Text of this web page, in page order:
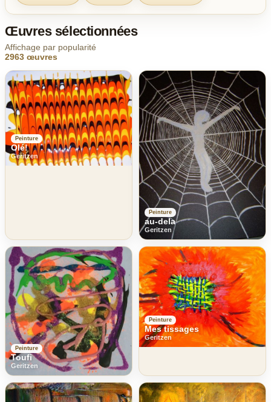
Œuvres sélectionnées
Affichage par popularité
2963 œuvres
Peinture
Olé!
Geritzen
Peinture
au-dela
Geritzen
Peinture
Toufi
Geritzen
Peinture
Mes tissages
Geritzen